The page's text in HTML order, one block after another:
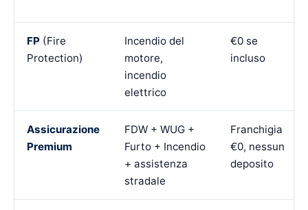
FP (Fire
Protection)
Incendio del
motore,
incendio
elettrico
€0 se
incluso
Assicurazione
Premium
FDW + WUG +
Furto + Incendio
+ assistenza
stradale
Franchigia
€0, nessun
deposito